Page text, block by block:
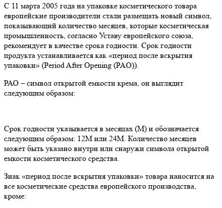
С 11 марта 2005 года на упаковке косметического товара
европейские производители стали размещать новый символ,
показывающий количество месяцев, которые косметическая
промышленность, согласно Уставу европейского союза,
рекомендует в качестве срока годности. Срок годности
продукта устанавливается как «период после вскрытия
упаковки» (Period After Opening (PAO)).
РАО – символ открытой емкости крема, он выглядит
следующим образом:
Срок годности указывается в месяцах (М) и обозначается
следующим образом: 12М или 24М. Количество месяцев
может быть указано внутри или снаружи символа открытой
емкости косметического средства.
Знак «период после вскрытия упаковки» товара наносится на
все косметические средства европейского производства,
кроме: